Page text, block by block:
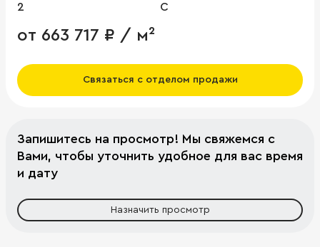
2 C
от 663 717 ₽ / м²
Связаться с отделом продажи
Запишитесь на просмотр! Мы свяжемся с
Вами, чтобы уточнить удобное для вас время
и дату
Назначить просмотр